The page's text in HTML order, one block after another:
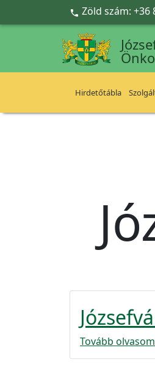
Ugrás a fő tartalomra
 Zöld szám: +36
Hirdetőtábla
Tovább